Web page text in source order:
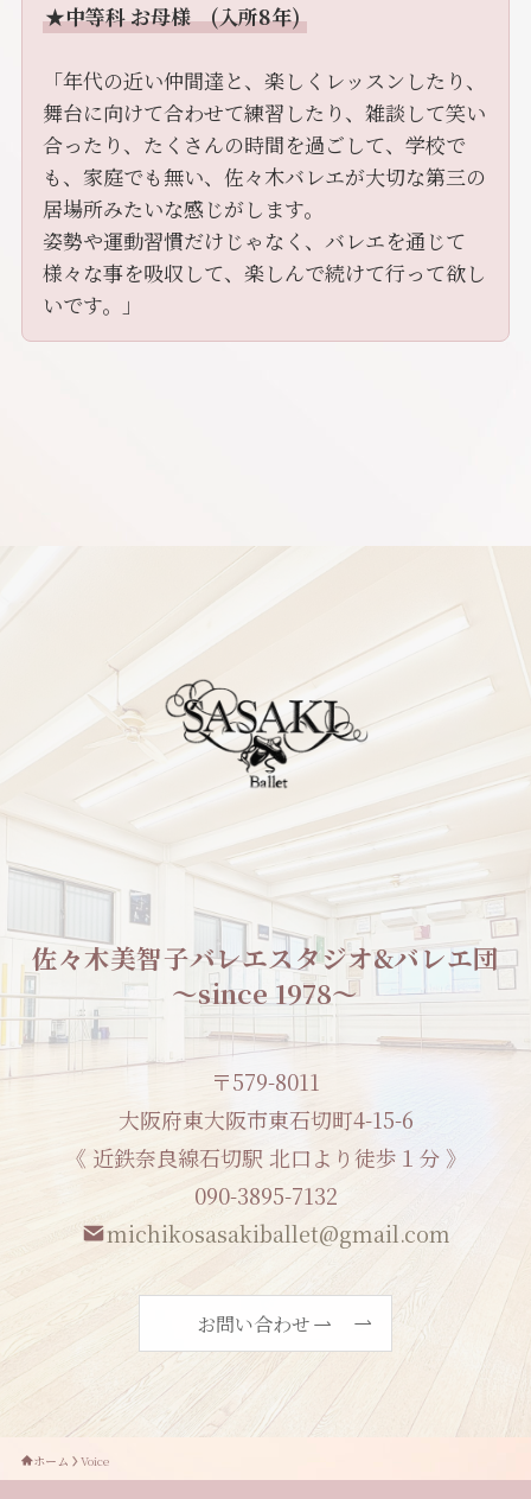
★中等科 お母様 (入所8年)
「年代の近い仲間達と、楽しくレッスンしたり、
舞台に向けて合わせて練習したり、雑談して笑い
合ったり、たくさんの時間を過ごして、学校で
も、家庭でも無い、佐々木バレエが大切な第三の
居場所みたいな感じがします。
姿勢や運動習慣だけじゃなく、バレエを通じて
様々な事を吸収して、楽しんで続けて行って欲し
いです。」
佐々木美智子バレエスタジオ&バレエ団
〜since 1978〜
〒579-8011
大阪府東大阪市東石切町4-15-6
《 近鉄奈良線石切駅 北口より徒歩１分 》
090-3895-7132
michikosasakiballet@gmail.com
お問い合わせ
ホーム Voice